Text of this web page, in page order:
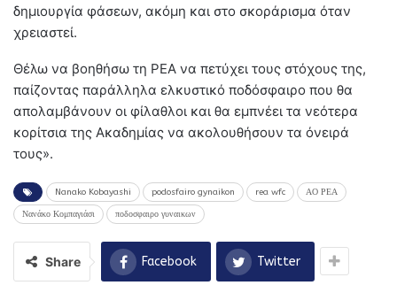
δημιουργία φάσεων, ακόμη και στο σκοράρισμα όταν
χρειαστεί.
Θέλω να βοηθήσω τη ΡΕΑ να πετύχει τους στόχους της,
παίζοντας παράλληλα ελκυστικό ποδόσφαιρο που θα
απολαμβάνουν οι φίλαθλοι και θα εμπνέει τα νεότερα
κορίτσια της Ακαδημίας να ακολουθήσουν τα όνειρά
τους».
Nanako Kobayashi podosfairo gynaikon rea wfc ΑΟ ΡΕΑ
Νανάκο Κομπαγιάσι ποδοσφαιρο γυναικων
Share Facebook Twitter